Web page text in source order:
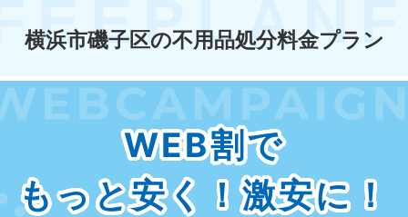
横浜市磯子区の不用品処分料金プラン
WEB割で
もっと安く！激安に！